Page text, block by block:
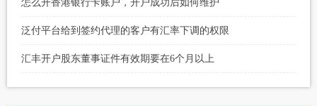
怎么开香港银行卡账户，开户成功后如何维护
泛付平台给到签约代理的客户有汇率下调的权限
汇丰开户股东董事证件有效期要在6个月以上